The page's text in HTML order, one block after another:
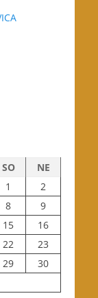
SO
NE
1
2
8
9
15
16
22
23
29
30